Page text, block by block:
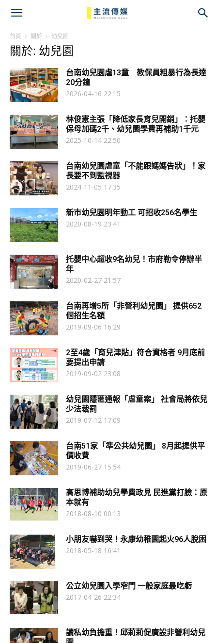
首頁 關於 幼兒園
關於: 幼兒園
台南幼兒園虐13童 教保員粗暴行為長達
20分鐘
2026-04-16 22:15
林俊憲主張「降低家長育兒開銷」：托嬰
保母加碼2千、幼兒園學費再補助1千元
2025-10-14 22:50
台南幼兒園虐童「不能跟媽媽告狀」！家
長要不到監視器
2024-11-05 17:35
新市幼兒園明年動工 可招收256名學生
2020-08-19 23:41
托嬰中心超收9名幼兒！市府勒令停辦半
年
2020-02-27 21:57
台南再增5所「非營利幼兒園」 提供652
個招生名額
2019-09-06 16:29
2至4歲「育兒津貼」符合資格者 9月底前
要提出申請
2019-09-02 23:08
幼兒園隱匿通報「虐童案」 社會局將依兒
少法裁罰
2019-07-12 17:09
台南51家「準公共幼兒園」 8月起提供平
價收費
2019-06-27 15:54
高思博補助幼兒學費政見 民進黨打臉：原
本就有
2018-08-10 00:13
小朋友嚇到哭！永康幼稚園起火96人脫困
2018-05-18 16:41
公立幼兒園入學窄門 一般家庭最吃虧
2017-04-26 22:34
讀私幼負擔重！邱莉莉促廣設非營利幼兒